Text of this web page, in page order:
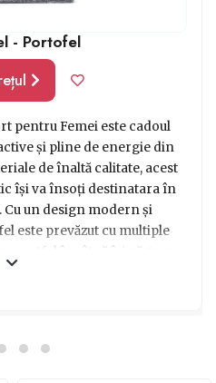
- Portofel
pentru Femei este cadoul
și pline de energie din
de înaltă calitate, acest
își va însoți destinatara în
Cu un design modern și
este prevăzut cu multiple
astfel încât să își păstreze
stilului de viață al oricărei